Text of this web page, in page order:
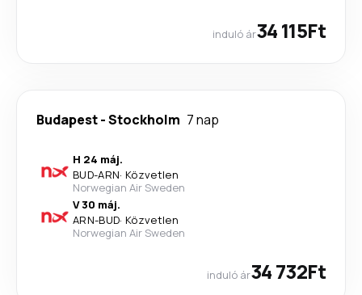
induló ár34 115Ft
Budapest-Stockholm 7 nap
H 24 máj.
BUD-ARN· Közvetlen
Norwegian Air Sweden
V 30 máj.
ARN-BUD· Közvetlen
Norwegian Air Sweden
induló ár34 732Ft